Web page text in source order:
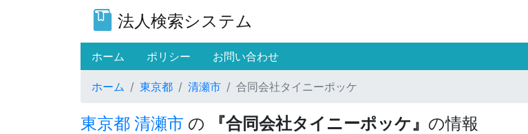
法人検索システム
ホーム (current)
ポリシー お問い合わせ
ホーム 東京都 清瀬市 合同会社タイニーポッケ
東京都 清瀬市 の 『合同会社タイニーポッケ』 の情報